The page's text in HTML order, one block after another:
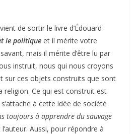
de sortir le livre d’Édouard
le politique et il mérite votre
mais il mérite d’être lu par
instruit, nous qui nous croyons
sur ces objets construits que sont
religion. Ce qui est construit est
à cette idée de société
toujours à apprendre du sauvage
Aussi, pour répondre à